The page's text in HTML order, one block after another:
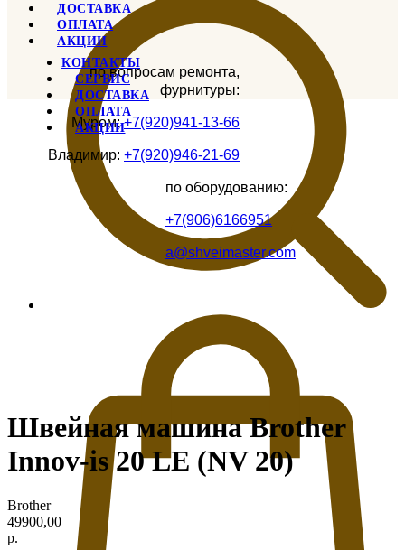
ДОСТАВКА
ОПЛАТА
АКЦИИ
по вопросам ремонта,
фурнитуры:
Муром:+7(920)941-13-66
Владимир: +7(920)946-21-69
по оборудованию:
+7(906)6166951
a@shveimaster.com
КОНТАКТЫ
СЕРВИС
ДОСТАВКА
ОПЛАТА
АКЦИИ
Швейная машина Brother
Innov-is 20 LE (NV 20)
Brother
49900,00
р.